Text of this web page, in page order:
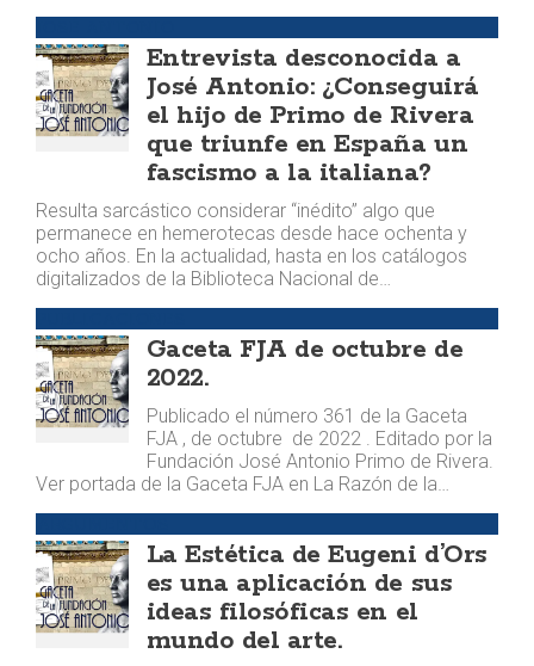
Entrevista desconocida a
José Antonio: ¿Conseguirá
el hijo de Primo de Rivera
que triunfe en España un
fascismo a la italiana?
Resulta sarcástico considerar “inédito” algo que
permanece en hemerotecas desde hace ochenta y
ocho años. En la actualidad, hasta en los catálogos
digitalizados de la Biblioteca Nacional de…
Gaceta FJA de octubre de
2022.
Publicado el número 361 de la Gaceta
FJA , de octubre de 2022 . Editado por la
Fundación José Antonio Primo de Rivera.
Ver portada de la Gaceta FJA en La Razón de la…
La Estética de Eugeni d’Ors
es una aplicación de sus
ideas filosóficas en el
mundo del arte.